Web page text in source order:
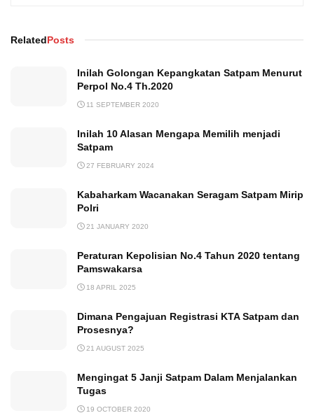
RelatedPosts
Inilah Golongan Kepangkatan Satpam Menurut
Perpol No.4 Th.2020
11 SEPTEMBER 2020
Inilah 10 Alasan Mengapa Memilih menjadi
Satpam
27 FEBRUARY 2024
Kabaharkam Wacanakan Seragam Satpam Mirip
Polri
21 JANUARY 2020
Peraturan Kepolisian No.4 Tahun 2020 tentang
Pamswakarsa
18 APRIL 2025
Dimana Pengajuan Registrasi KTA Satpam dan
Prosesnya?
21 AUGUST 2025
Mengingat 5 Janji Satpam Dalam Menjalankan
Tugas
19 OCTOBER 2020